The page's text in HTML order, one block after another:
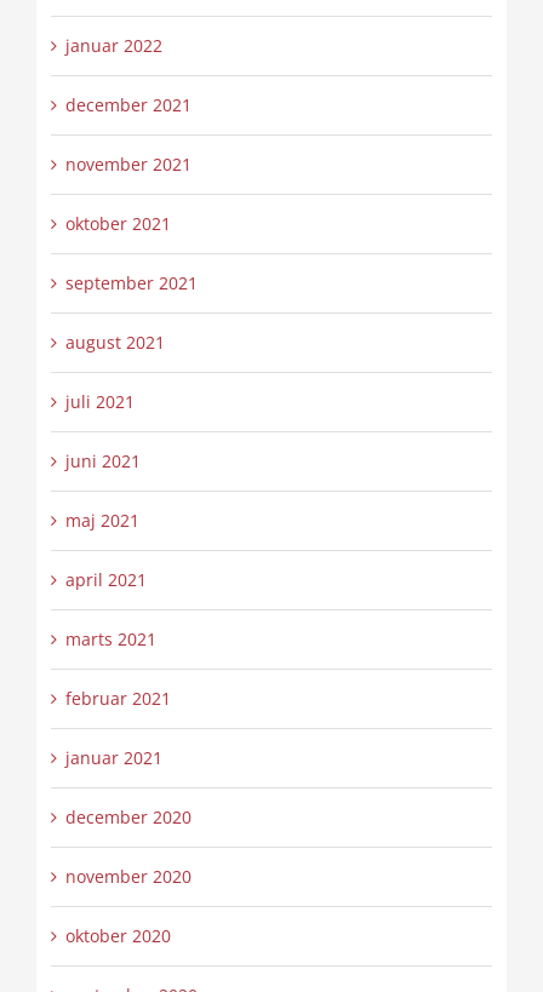
januar 2022
december 2021
november 2021
oktober 2021
september 2021
august 2021
juli 2021
juni 2021
maj 2021
april 2021
marts 2021
februar 2021
januar 2021
december 2020
november 2020
oktober 2020